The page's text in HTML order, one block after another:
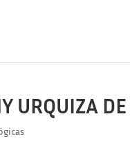
URQUIZA